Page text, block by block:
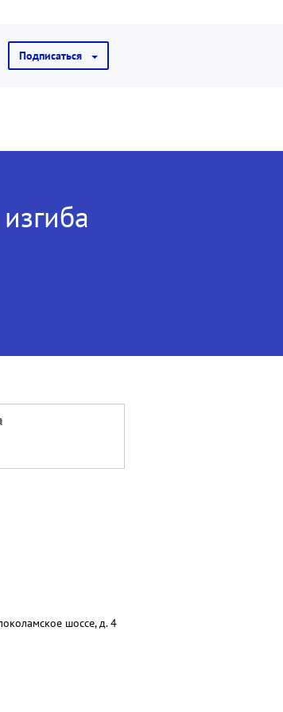
Подписаться
шоссе, д. 4